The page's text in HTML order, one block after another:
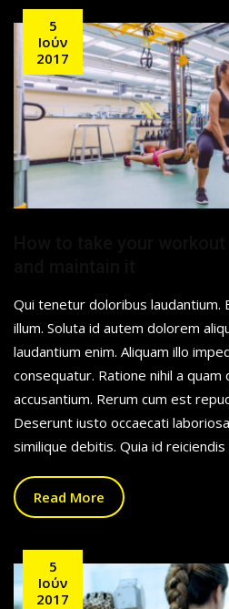
5
Ιούν
2017
Qui tenetur doloribus laudantium.
illum. Soluta id autem dolorem
laudantium enim. Aliquam illo
consequatur. Ratione nihil a
accusantium. Rerum cum est
Deserunt iusto occaecati
similique debitis. Quia id
Read More
5
Ιούν
2017